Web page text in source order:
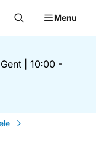
Menu
10:00 -